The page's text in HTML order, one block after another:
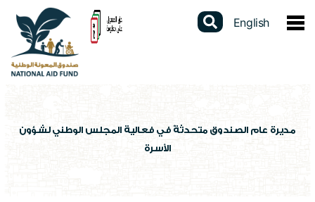
دليل الخدمات
المشاركات الالكترونية
English
مديرة عام الصندوق متحدثةً في فعالية المجلس الوطني لشؤون
الأسرة